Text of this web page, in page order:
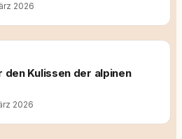
2026
den Kulissen der alpinen
2026